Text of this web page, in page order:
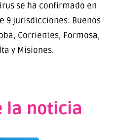
se ha confirmado en
9 jurisdicciones: Buenos
Corrientes, Formosa,
y Misiones.
la noticia